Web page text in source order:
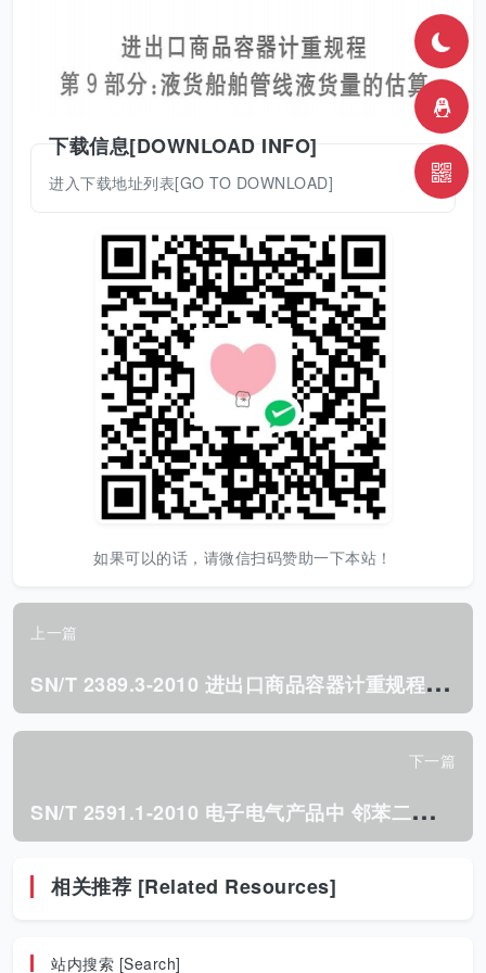
下载信息[DOWNLOAD INFO]
进入下载地址列表[GO TO DOWNLOAD]
如果可以的话，请微信扫码赞助一下本站！
上一篇
S
N/T 2389.3-2010 进出口商品容器计重规程 第3部分:奥里油岸上立式金属罐 静态计重.pdf
下一篇
S
N/T 2591.1-2010 电子电气产品中 邻苯二甲酸酯类物质的测定 第1部分:气相色谱法.pdf
相关推荐 [Related Resources]
站内搜索 [Search]